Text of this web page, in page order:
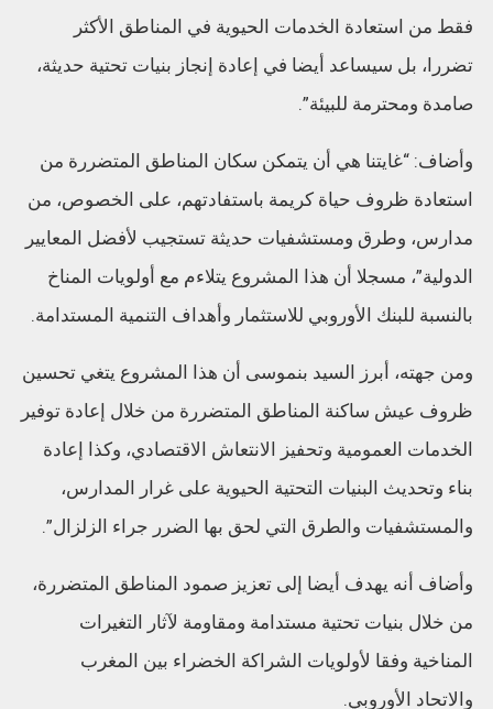
فقط من استعادة الخدمات الحيوية في المناطق الأكثر
تضررا، بل سيساعد أيضا في إعادة إنجاز بنيات تحتية حديثة،
صامدة ومحترمة للبيئة”.
وأضاف: “غايتنا هي أن يتمكن سكان المناطق المتضررة من
استعادة ظروف حياة كريمة باستفادتهم، على الخصوص، من
مدارس، وطرق ومستشفيات حديثة تستجيب لأفضل المعايير
الدولية”، مسجلا أن هذا المشروع يتلاءم مع أولويات المناخ
بالنسبة للبنك الأوروبي للاستثمار وأهداف التنمية المستدامة.
ومن جهته، أبرز السيد بنموسى أن هذا المشروع يتغي تحسين
ظروف عيش ساكنة المناطق المتضررة من خلال إعادة توفير
الخدمات العمومية وتحفيز الانتعاش الاقتصادي، وكذا إعادة
بناء وتحديث البنيات التحتية الحيوية على غرار المدارس،
والمستشفيات والطرق التي لحق بها الضرر جراء الزلزال”.
وأضاف أنه يهدف أيضا إلى تعزيز صمود المناطق المتضررة،
من خلال بنيات تحتية مستدامة ومقاومة لآثار التغيرات
المناخية وفقا لأولويات الشراكة الخضراء بين المغرب
والاتحاد الأوروبي.